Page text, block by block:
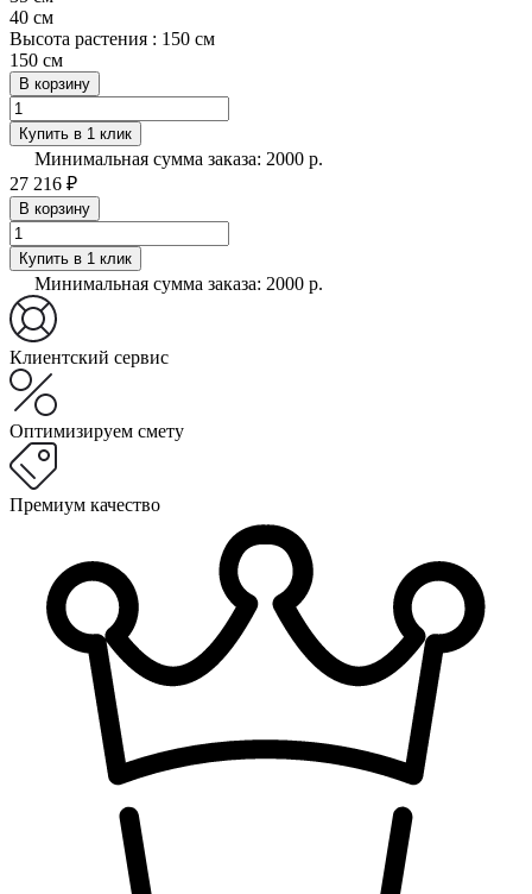
40 см
Высота растения : 150 см
150 см
В корзину
Купить в 1 клик
Минимальная сумма заказа: 2000 р.
27 216 ₽
В корзину
Купить в 1 клик
Минимальная сумма заказа: 2000 р.
Клиентский сервис
Оптимизируем смету
Премиум качество